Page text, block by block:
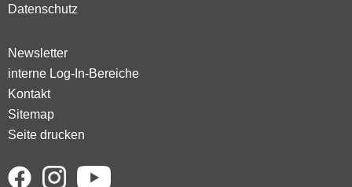
Datenschutz
Newsletter
interne Log-In-Bereiche
Kontakt
Sitemap
Seite drucken